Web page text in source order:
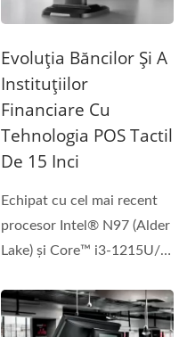
Evoluția Băncilor Și A
Instituțiilor
Financiare Cu
Tehnologia POS Tactil
De 15 Inci
Echipat cu cel mai recent
procesor Intel® N97 (Alder
Lake) și Core™ i3-1215U/